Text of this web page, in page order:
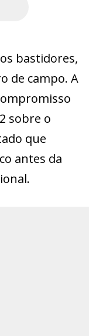
bastidores,
de campo. A
sobre o
que
antes da